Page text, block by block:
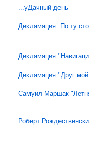
...уДачный день
Декламация. По ту
Декламация
Декламация "Друг
Самуил Маршак
Роберт